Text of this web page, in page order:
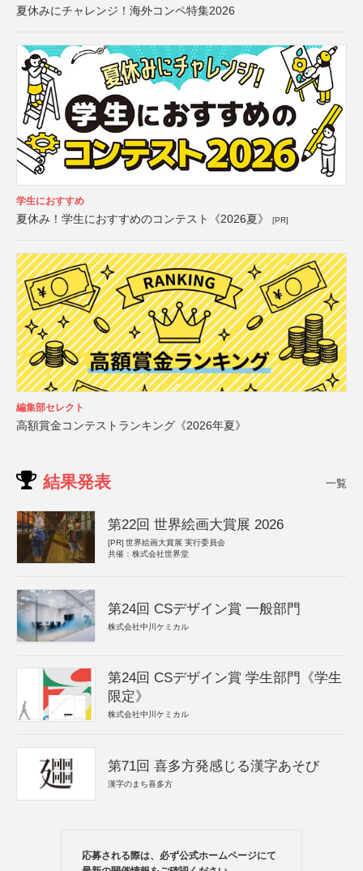
夏休みにチャレンジ！海外コンペ特集2026
学生におすすめ
夏休み！学生におすすめのコンテスト《2026夏》 [PR]
編集部セレクト
高額賞金コンテストランキング《2026年夏》
結果発表 一覧
第22回 世界絵画大賞展 2026
[PR] 世界絵画大賞展 実行委員会
共催：株式会社世界堂
第24回 CSデザイン賞 一般部門
株式会社中川ケミカル
第24回 CSデザイン賞 学生部門《学生
限定》
株式会社中川ケミカル
第71回 喜多方発感じる漢字あそび
漢字のまち喜多方
応募される際は、必ず公式ホームページにて